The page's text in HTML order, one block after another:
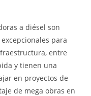
a diésel son
para
entre
y tienen una
en proyectos de
de mega obras en